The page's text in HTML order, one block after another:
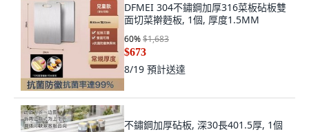
DFMEI 304不鏽鋼加厚316菜板砧板雙
面切菜擀麪板, 1個, 厚度1.5MM
60%$1,683
$673
8/19 預計送達
不鏽鋼加厚砧板, 深30長401.5厚, 1個